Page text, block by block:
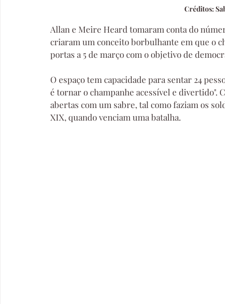
Créditos:
Allan e Meire Heard tomaram conta do
criaram um conceito borbulhante em que o
portas a 5 de março com o objetivo de
O espaço tem capacidade para sentar 24
é tornar o champanhe acessível e divertido".
abertas com um sabre, tal como faziam os
XIX, quando venciam uma batalha.